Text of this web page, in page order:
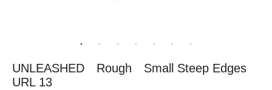
UNLEASHED Rough Small Steep Edges
URL 13